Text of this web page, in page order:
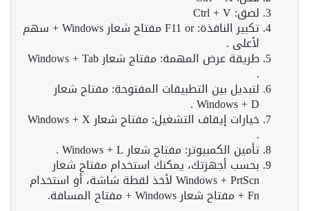
لصق: Ctrl + V
تكبير النافذة: F11 or مفتاح شعار Windows + سهم
لأعلى .
طريقة عرض المهمة: مفتاح شعار Windows + Tab
.
لتبديل بين التطبيقات المفتوحة: مفتاح شعار
Windows + D .
خيارات إيقاف التشغيل: مفتاح شعار Windows + X
.
تأمين الكمبيوتر: مفتاح شعار Windows + L .
بحسب أجهزتك، يمكنك استخدام مفتاح شعار
Windows + PrtScn لأخذ لقطة شاشة، أو استخدام
Fn + مفتاح شعار Windows + مفتاح المسافة.